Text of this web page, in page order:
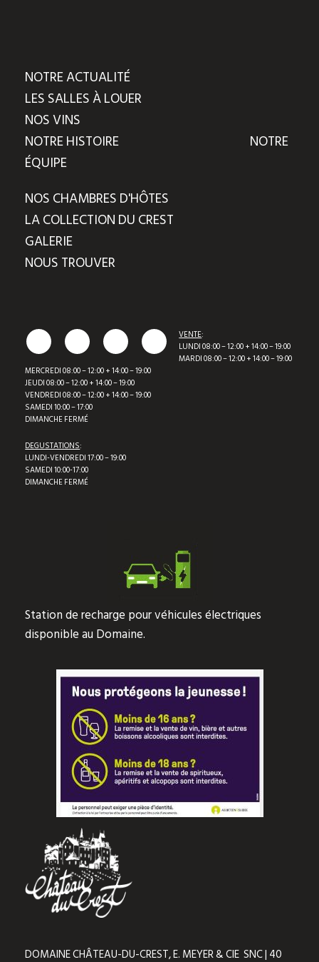
NOTRE ACTUALITÉ
LES SALLES À LOUER
NOS VINS
NOTRE HISTOIRE
NOTRE
ÉQUIPE
NOS CHAMBRES D'HÔTES
LA COLLECTION DU CREST
GALERIE
NOUS TROUVER
VENTE:
LUNDI 08:00 – 12:00 + 14:00 – 19:00
MARDI 08:00 – 12:00 + 14:00 – 19:00
MERCREDI 08:00 – 12:00 + 14:00 – 19:00
JEUDI 08:00 – 12:00 + 14:00 – 19:00
VENDREDI 08:00 – 12:00 + 14:00 – 19:00
SAMEDI 10:00 – 17:00
DIMANCHE FERMÉ
DEGUSTATIONS:
LUNDI-VENDREDI 17:00 – 19:00
SAMEDI 10:00-17:00
DIMANCHE FERMÉ
Station de recharge pour véhicules électriques
disponible au Domaine.
DOMAINE CHÂTEAU-DU-CREST, E. MEYER & CIE SNC | 40